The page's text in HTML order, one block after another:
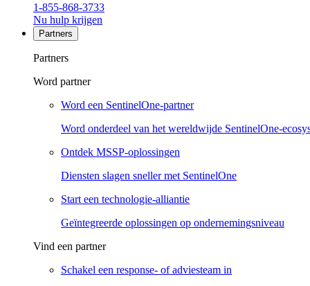
1-855-868-3733
Nu hulp krijgen
Partners
Partners
Word partner
Word een SentinelOne-partner
Word onderdeel van het wereldwijde SentinelOne-
Ontdek MSSP-oplossingen
Diensten slagen sneller met SentinelOne
Start een technologie-alliantie
Geïntegreerde oplossingen op ondernemingsniveau
Vind een partner
Schakel een response- of adviesteam in